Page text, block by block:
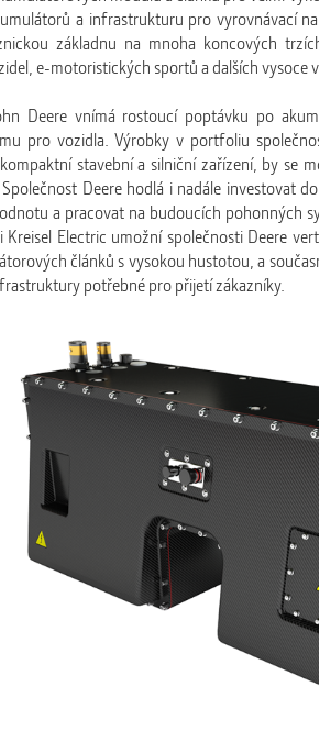
a infrastrukturu pro vyrovnávací
základnu na mnoha koncových
e-motoristických sportů a dalších vysoce
Deere vnímá rostoucí poptávku po
pro vozidla. Výrobky v portfoliu
stavební a silniční zařízení, by se
Deere hodlá i nadále investovat
a pracovat na budoucích pohonných
Kreisel Electric umožní společnosti Deere
článků s vysokou hustotou, a
potřebné pro přijetí zákazníky.